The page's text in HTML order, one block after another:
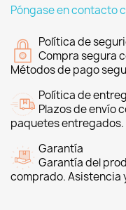
Póngase en contacto
Política de
Compra segura
Métodos de pago
Política de
Plazos de envío
paquetes entregados.
Garantía
Garantía del
comprado. Asistencia